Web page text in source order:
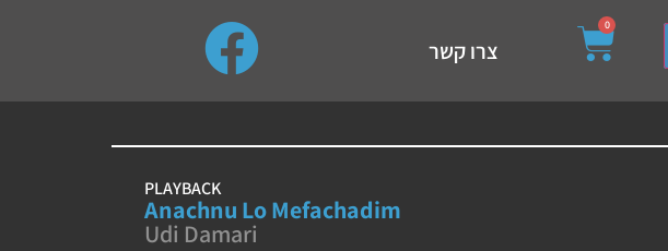
up and down arrows to review and enter to go to the desired page. Touch
0
צרו קשר
PLAYBACK
Anachnu Lo Mefachadim
Udi Damari